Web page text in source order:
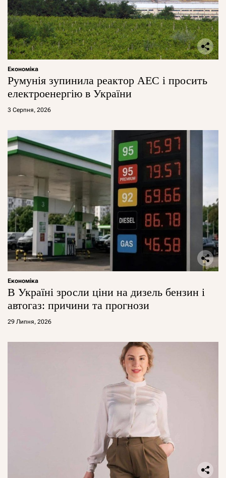
Економіка
Румунія зупинила реактор АЕС і просить
електроенергію в України
3 Серпня, 2026
Економіка
В Україні зросли ціни на дизель бензин і
автогаз: причини та прогнози
29 Липня, 2026